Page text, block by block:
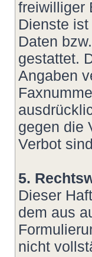
freiwilliger
Dienste
Daten
gestattet.
Angaben
gegen die
Verbot
5.
Dieser
dem aus
nicht